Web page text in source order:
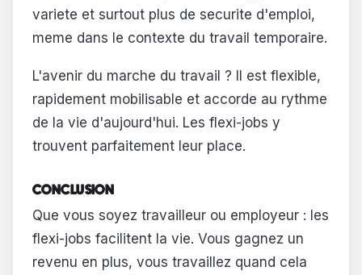
variete et surtout plus de securite d'emploi,
meme dans le contexte du travail temporaire.
L'avenir du marche du travail ? Il est flexible,
rapidement mobilisable et accorde au rythme
de la vie d'aujourd'hui. Les flexi-jobs y
trouvent parfaitement leur place.
CONCLUSION
Que vous soyez travailleur ou employeur : les
flexi-jobs facilitent la vie. Vous gagnez un
revenu en plus, vous travaillez quand cela